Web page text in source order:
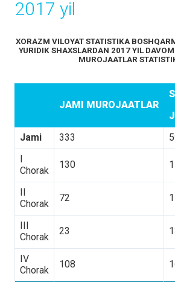
2017 yil
XORAZM VILOYAT STATISTIKA
YURIDIK SHAXSLARDAN 2017 YIL
MUROJAATLAR
JAMI MUROJAATLAR
Jami
333
I
Chorak
130
II
Chorak
72
III
Chorak
23
IV
Chorak
108